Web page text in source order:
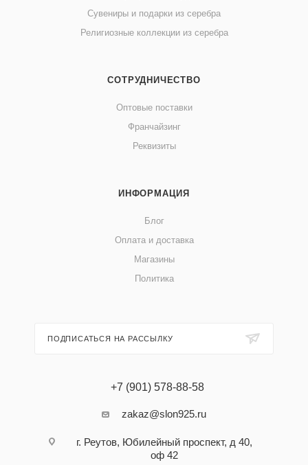
Сувениры и подарки из серебра
Религиозные коллекции из серебра
СОТРУДНИЧЕСТВО
Оптовые поставки
Франчайзинг
Реквизиты
ИНФОРМАЦИЯ
Блог
Оплата и доставка
Магазины
Политика
ПОДПИСАТЬСЯ НА РАССЫЛКУ
+7 (901) 578-88-58
zakaz@slon925.ru
г. Реутов, Юбилейный проспект, д 40,
оф 42